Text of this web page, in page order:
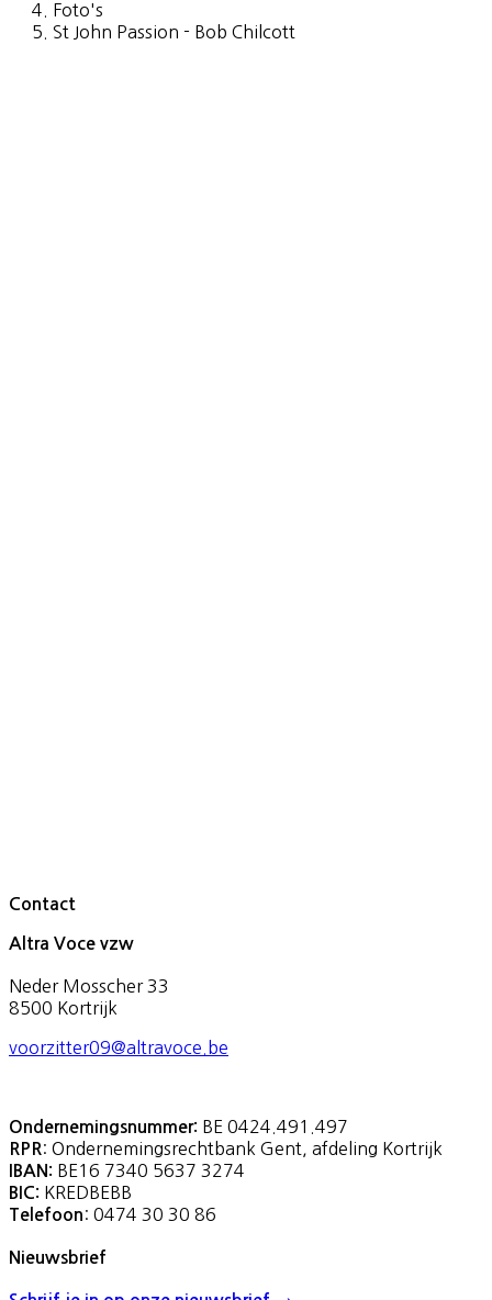
Foto's
St John Passion - Bob Chilcott
Contact
Altra Voce vzw
Neder Mosscher 33
8500 Kortrijk
voorzitter09@altravoce.be
Ondernemingsnummer: BE 0424.491.497
RPR: Ondernemingsrechtbank Gent, afdeling Kortrijk
IBAN: BE16 7340 5637 3274
BIC: KREDBEBB
Telefoon : 0474 30 30 86
Nieuwsbrief